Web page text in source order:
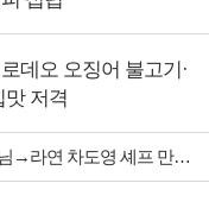
데오 오징어 불고기·
맛 저격
연 차도영 셰프 만난다